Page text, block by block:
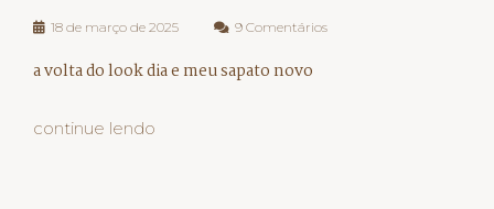
18 de março de 2025 9 Comentários
a volta do look dia e meu sapato novo
continue lendo